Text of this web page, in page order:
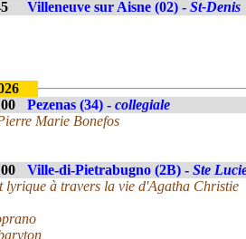
Villeneuve sur Aisne (02) - St-Denis
Pezenas (34) - collegiale
Marie Bonefos
Ville-di-Pietrabugno (2B) - Ste
lyrique à travers la vie d'Agatha Christie